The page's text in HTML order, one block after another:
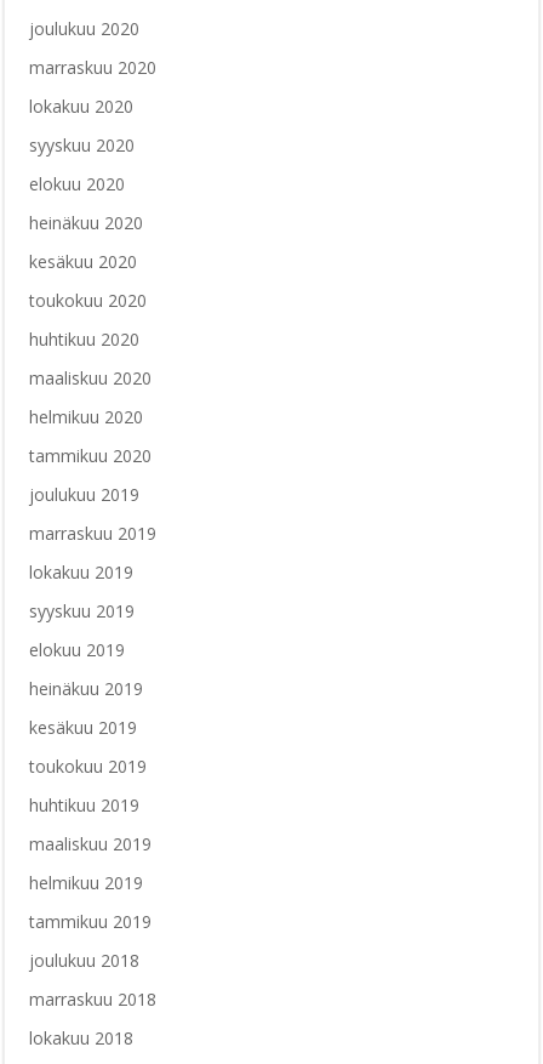
joulukuu 2020
marraskuu 2020
lokakuu 2020
syyskuu 2020
elokuu 2020
heinäkuu 2020
kesäkuu 2020
toukokuu 2020
huhtikuu 2020
maaliskuu 2020
helmikuu 2020
tammikuu 2020
joulukuu 2019
marraskuu 2019
lokakuu 2019
syyskuu 2019
elokuu 2019
heinäkuu 2019
kesäkuu 2019
toukokuu 2019
huhtikuu 2019
maaliskuu 2019
helmikuu 2019
tammikuu 2019
joulukuu 2018
marraskuu 2018
lokakuu 2018